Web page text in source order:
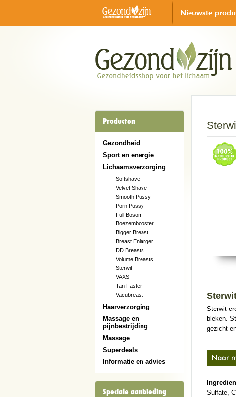
Nieuwste
Producten
Gezondheid
Sport en energie
Lichaamsverzorging
Softshave
Velvet Shave
Smooth Pussy
Porn Pussy
Full Bosom
Boezembooster
Bigger Breast
Breast Enlarger
DD Breasts
Volume Breasts
Sterwit
VAXS
Tan Faster
Vacubreast
Haarverzorging
Massage en
pijnbestrijding
Massage
Superdeals
Informatie en advies
Speciale aanbieding
Sterwit
Sterwit
bleken.
gezicht
Sulfate,